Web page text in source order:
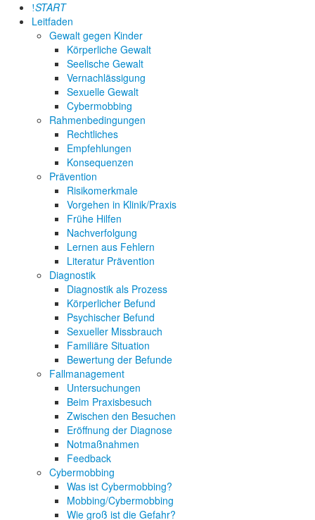
START
Leitfaden
Gewalt gegen Kinder
Körperliche Gewalt
Seelische Gewalt
Vernachlässigung
Sexuelle Gewalt
Cybermobbing
Rahmenbedingungen
Rechtliches
Empfehlungen
Konsequenzen
Prävention
Risikomerkmale
Vorgehen in Klinik/Praxis
Frühe Hilfen
Nachverfolgung
Lernen aus Fehlern
Literatur Prävention
Diagnostik
Diagnostik als Prozess
Körperlicher Befund
Psychischer Befund
Sexueller Missbrauch
Familiäre Situation
Bewertung der Befunde
Fallmanagement
Untersuchungen
Beim Praxisbesuch
Zwischen den Besuchen
Eröffnung der Diagnose
Notmaßnahmen
Feedback
Cybermobbing
Was ist Cybermobbing?
Mobbing/Cybermobbing
Wie groß ist die Gefahr?